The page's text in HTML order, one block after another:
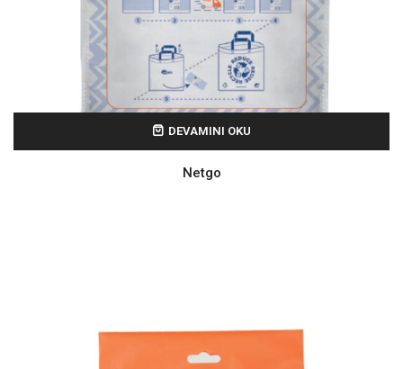
DEVAMINI OKU
Netgo